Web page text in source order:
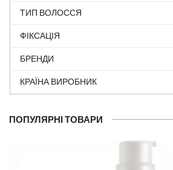
ТИП ВОЛОССЯ
ФІКСАЦІЯ
БРЕНДИ
КРАЇНА ВИРОБНИК
ПОПУЛЯРНІ ТОВАРИ